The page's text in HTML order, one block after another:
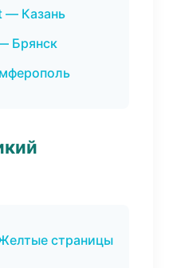
— Казань
Брянск
страницы